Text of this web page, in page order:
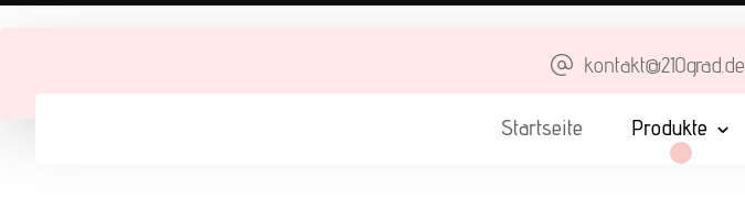
kontakt@210grad.de
Startseite Produkte